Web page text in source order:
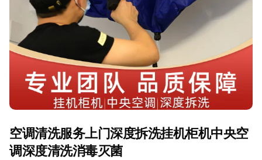
空调清洗服务上门深度拆洗挂机柜机中央空
调深度清洗消毒灭菌